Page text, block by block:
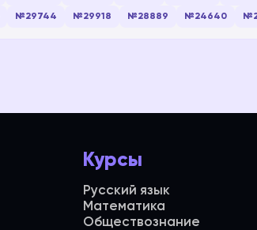
№29744 №29918 №28889 №24640
Курсы
Русский язык
Математика
Обществознание